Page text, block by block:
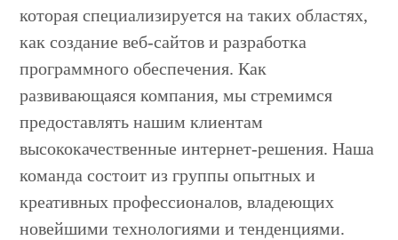
которая специализируется на таких областях,
как создание веб-сайтов и разработка
программного обеспечения. Как
развивающаяся компания, мы стремимся
предоставлять нашим клиентам
высококачественные интернет-решения. Наша
команда состоит из группы опытных и
креативных профессионалов, владеющих
новейшими технологиями и тенденциями.